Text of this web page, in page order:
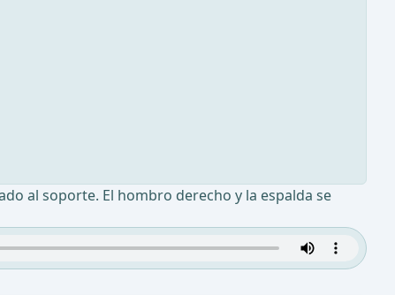
al soporte. El hombro derecho y la espalda se